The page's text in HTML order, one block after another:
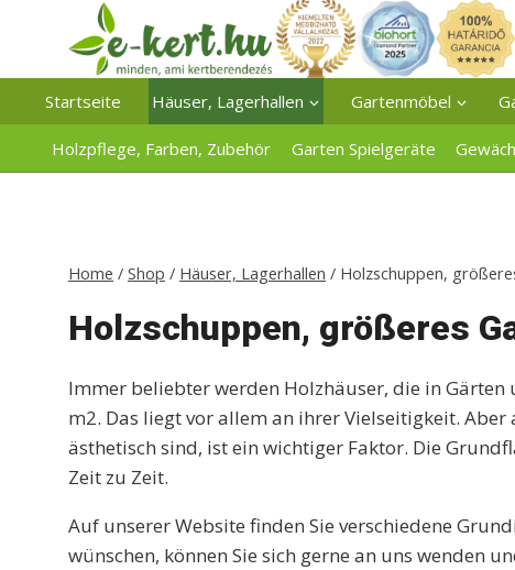
springen
Startseite Häuser, Lagerhallen Gartenmöbel
Holzpflege, Farben, Zubehör Garten Spielgeräte
Home / Shop / Häuser, Lagerhallen / Holzschuppen,
Holzschuppen, größeres
Immer beliebter werden Holzhäuser, die in
m2. Das liegt vor allem an ihrer Vielseitigkeit.
ästhetisch sind, ist ein wichtiger Faktor. Die
Zeit zu Zeit.
Auf unserer Website finden Sie verschiedene
wünschen, können Sie sich gerne an uns wenden